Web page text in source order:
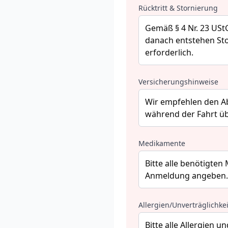
Rücktritt & Stornierung
Versicherungshinweise
Medikamente
Allergien/